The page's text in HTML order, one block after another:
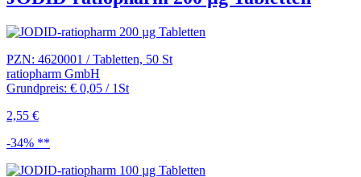
PZN: 4620001 / Tabletten, 50 St
ratiopharm GmbH
Grundpreis: € 0,05 / 1St
2,55 €
-34% **